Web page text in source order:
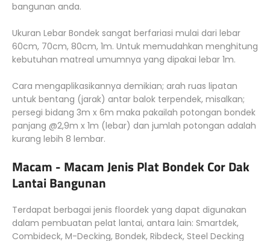
bangunan anda.
Ukuran Lebar Bondek sangat berfariasi mulai dari lebar
60cm, 70cm, 80cm, 1m. Untuk memudahkan menghitung
kebutuhan matreal umumnya yang dipakai lebar 1m.
Cara mengaplikasikannya demikian; arah ruas lipatan
untuk bentang (jarak) antar balok terpendek, misalkan;
persegi bidang 3m x 6m maka pakailah potongan bondek
panjang @2,9m x 1m (lebar) dan jumlah potongan adalah
kurang lebih 8 lembar.
Macam - Macam Jenis Plat Bondek Cor Dak
Lantai Bangunan
Terdapat berbagai jenis floordek yang dapat digunakan
dalam pembuatan pelat lantai, antara lain: Smartdek,
Combideck, M-Decking, Bondek, Ribdeck, Steel Decking